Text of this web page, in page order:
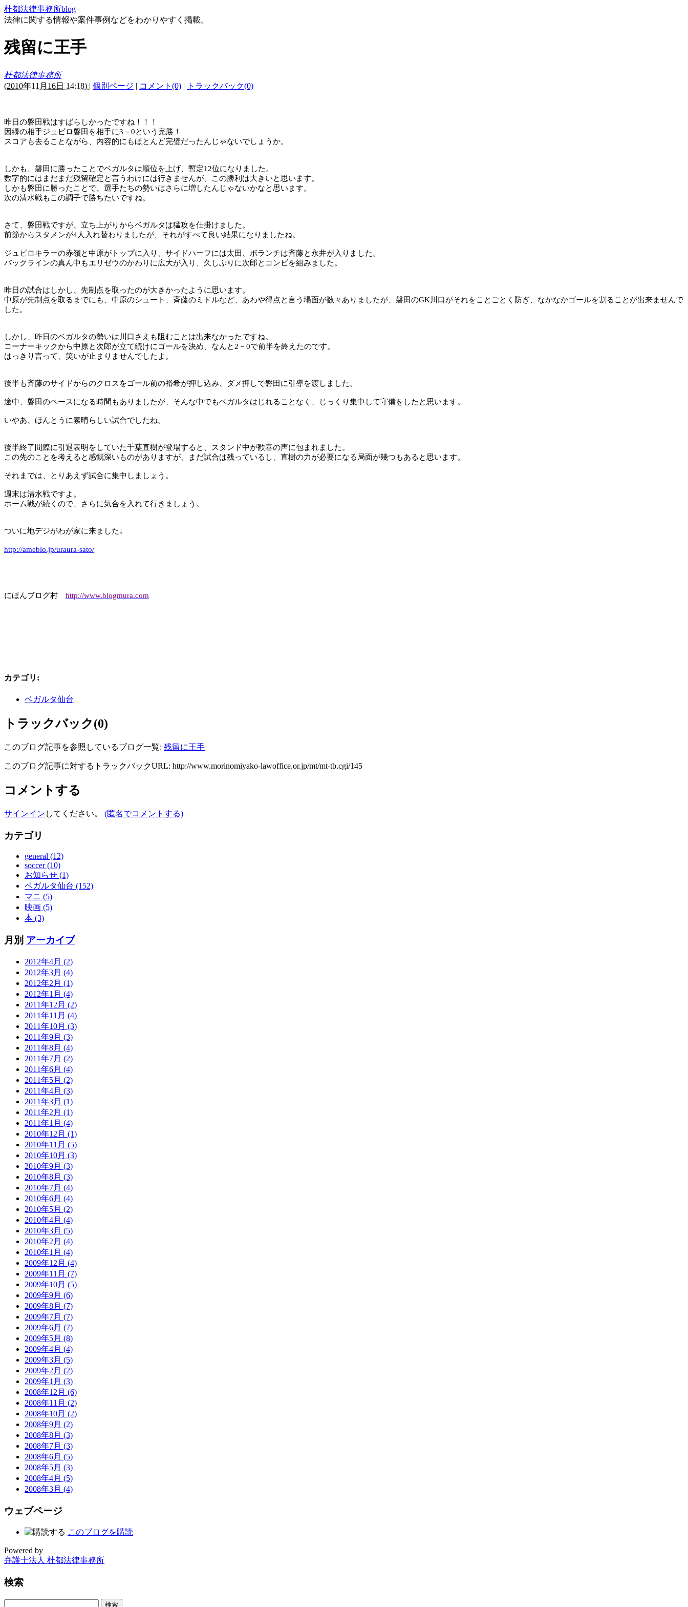
杜都法律事務所blog
法律に関する情報や案件事例などをわかりやすく掲載。
残留に王手
杜都法律事務所
(2010年11月16日 14:18) | 個別ページ | コメント(0) | トラックバック(0)
昨日の磐田戦はすばらしかったですね！！！
因縁の相手ジュビロ磐田を相手に3 － 0という完勝！
スコアも去ることながら、内容的にもほとんど完璧だったんじゃないでしょうか。
しかも、磐田に勝ったことでベガルタは順位を上げ、暫定12位になりました。
数字的にはまだまだ残留確定と言うわけには行きませんが、この勝利は大きいと思います。
しかも磐田に勝ったことで、選手たちの勢いはさらに増したんじゃないかなと思います。
次の清水戦もこの調子で勝ちたいですね。
さて、磐田戦ですが、立ち上がりからベガルタは猛攻を仕掛けました。
前節からスタメンが4人入れ替わりましたが、それがすべて良い結果になりましたね。
ジュビロキラーの赤嶺と中原がトップに入り、サイドハーフには太田、ボランチは斉藤と永井が入りました。
バックラインの真ん中もエリゼウのかわりに広大が入り、久しぶりに次郎とコンビを組みました。
昨日の試合はしかし、先制点を取ったのが大きかったように思います。
中原が先制点を取るまでにも、中原のシュート、斉藤のミドルなど、あわや得点と言う場面が数々ありましたが、磐田のGK 川口がそれをことごとく防ぎ、なかなかゴールを割ることが出来ませんで
した。
しかし、昨日のベガルタの勢いは川口さえも阻むことは出来なかったですね。
コーナーキックから中原と次郎が立て続けにゴールを決め、なんと 2 － 0で前半を終えたのです。
はっきり言って、笑いが止まりませんでしたよ。
後半も斉藤のサイドからのクロスをゴール前の裕希が押し込み、ダメ押しで磐田に引導を渡しました。
途中、磐田のペースになる時間もありましたが、そんな中でもベガルタはじれることなく、じっくり集中して守備をしたと思います。
いやあ、ほんとうに素晴らしい試合でしたね。
後半終了間際に引退表明をしていた千葉直樹が登場すると、スタンド中が歓喜の声に包まれました。
この先のことを考えると感慨深いものがありますが、まだ試合は残っているし、直樹の力が必要になる局面が幾つもあると思います。
それまでは、とりあえず試合に集中しましょう。
週末は清水戦ですよ。
ホーム戦が続くので、さらに気合を入れて行きましょう。
ついに地デジがわが家に来ました↓
http://ameblo.jp/uraura-sato/
にほんブログ村 http://www.blogmura.com
カテゴリ :
ベガルタ仙台
トラックバック(0)
このブログ記事を参照しているブログ一覧: 残留に王手
このブログ記事に対するトラックバックURL: http://www.morinomiyako-lawoffice.or.jp/mt/mt-tb.cgi/145
コメントする
サインイン してください。 (匿名でコメントする)
カテゴリ
general (12)
soccer (10)
お知らせ (1)
ベガルタ仙台 (152)
マニ (5)
映画 (5)
本 (3)
月別 アーカイブ
2012年4月 (2)
2012年3月 (4)
2012年2月 (1)
2012年1月 (4)
2011年12月 (2)
2011年11月 (4)
2011年10月 (3)
2011年9月 (3)
2011年8月 (4)
2011年7月 (2)
2011年6月 (4)
2011年5月 (2)
2011年4月 (3)
2011年3月 (1)
2011年2月 (1)
2011年1月 (4)
2010年12月 (1)
2010年11月 (5)
2010年10月 (3)
2010年9月 (3)
2010年8月 (3)
2010年7月 (4)
2010年6月 (4)
2010年5月 (2)
2010年4月 (4)
2010年3月 (5)
2010年2月 (4)
2010年1月 (4)
2009年12月 (4)
2009年11月 (7)
2009年10月 (5)
2009年9月 (6)
2009年8月 (7)
2009年7月 (7)
2009年6月 (7)
2009年5月 (8)
2009年4月 (4)
2009年3月 (5)
2009年2月 (2)
2009年1月 (3)
2008年12月 (6)
2008年11月 (2)
2008年10月 (2)
2008年9月 (2)
2008年8月 (3)
2008年7月 (3)
2008年6月 (5)
2008年5月 (3)
2008年4月 (5)
2008年3月 (4)
ウェブページ
このブログを購読
Powered by
弁護士法人 杜都法律事務所
検索